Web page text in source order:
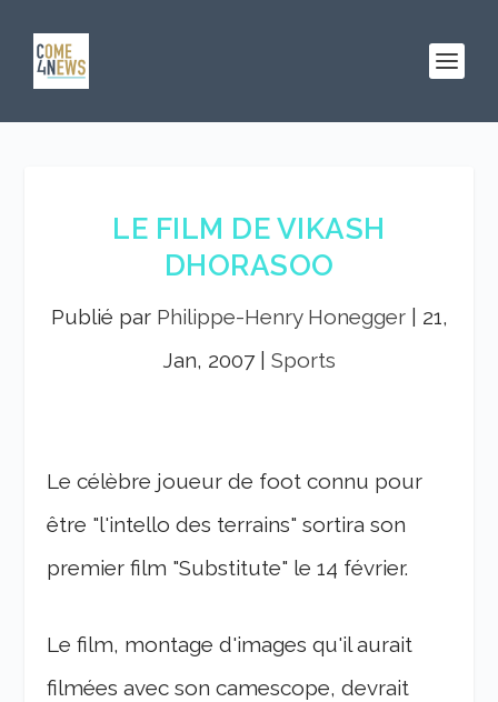
LE FILM DE VIKASH
DHORASOO
Publié par Philippe-Henry Honegger| 21,
Jan, 2007
Sports
Le célèbre joueur de foot connu pour
être "l'intello des terrains" sortira son
premier film "Substitute" le 14 février.
Le film, montage d'images qu'il aurait
filmées avec son camescope, devrait